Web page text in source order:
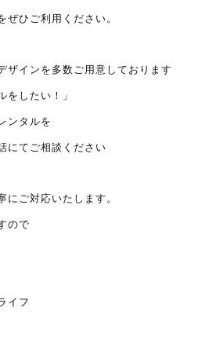
ぜひご利用ください。
ザインを多数ご用意しております
をしたい！」
ンタルを
にてご相談ください
にご対応いたします。
ので
イフ